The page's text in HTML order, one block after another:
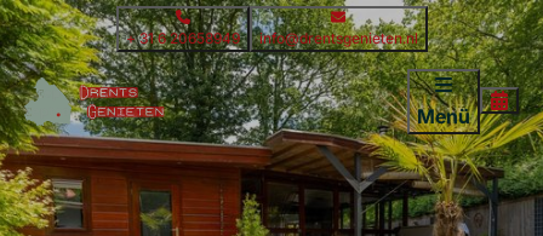
+ 31 6 20658949 info@drentsgenieten.nl
Menü